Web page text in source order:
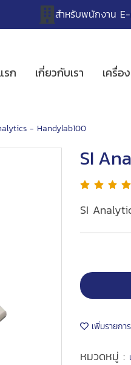
สำหรับพนักงาน
รก เกี่ยวกับเรา เครื่อ
- Handylab100
SI
SI
เพิ่มรายกา
หมวดหมู่ :